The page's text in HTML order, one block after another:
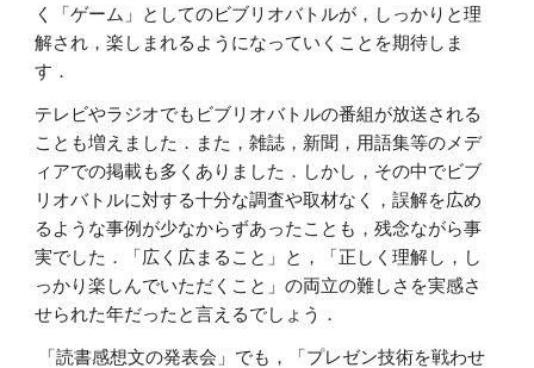
く「ゲーム」としてのビブリオバトルが，しっかりと理
解され，楽しまれるようになっていくことを期待しま
す．
テレビやラジオでもビブリオバトルの番組が放送される
ことも増えました．また，雑誌，新聞，用語集等のメデ
ィアでの掲載も多くありました．しかし，その中でビブ
リオバトルに対する十分な調査や取材なく，誤解を広め
るような事例が少なからずあったことも，残念ながら事
実でした．「広く広まること」と，「正しく理解し，し
っかり楽しんでいただくこと」の両立の難しさを実感さ
せられた年だったと言えるでしょう．
「読書感想文の発表会」でも，「プレゼン技術を戦わせ